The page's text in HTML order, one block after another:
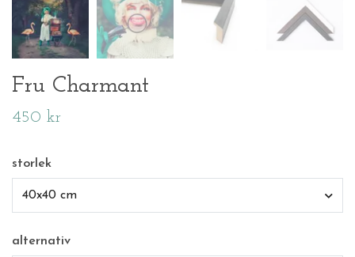
Fru Charmant
450 kr
storlek
40x40 cm
alternativ